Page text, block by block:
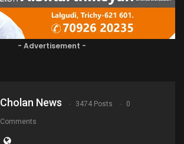
- Advertisement -
Cholan News 3474 Posts 0
Comments